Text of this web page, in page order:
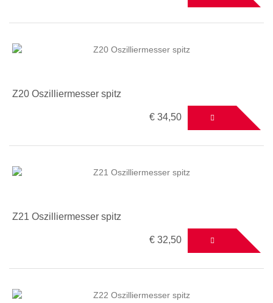
Z20 Oszilliermesser spitz
€ 34,50
Z21 Oszilliermesser spitz
€ 32,50